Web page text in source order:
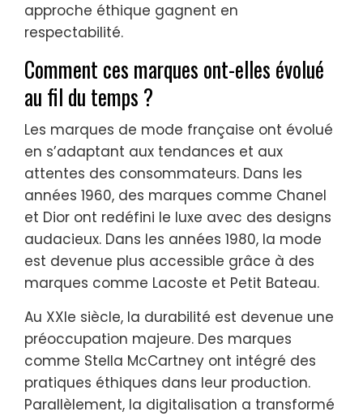
approche éthique gagnent en
respectabilité.
Comment ces marques ont-elles évolué
au fil du temps ?
Les marques de mode française ont évolué
en s’adaptant aux tendances et aux
attentes des consommateurs. Dans les
années 1960, des marques comme Chanel
et Dior ont redéfini le luxe avec des designs
audacieux. Dans les années 1980, la mode
est devenue plus accessible grâce à des
marques comme Lacoste et Petit Bateau.
Au XXIe siècle, la durabilité est devenue une
préoccupation majeure. Des marques
comme Stella McCartney ont intégré des
pratiques éthiques dans leur production.
Parallèlement, la digitalisation a transformé